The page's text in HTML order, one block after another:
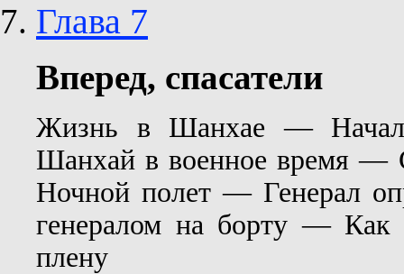
Глава 7
Вперед, спасатели
Жизнь в Шанхае —
Шанхай в военное время —
Ночной полет — Генерал
генералом на борту —
плену